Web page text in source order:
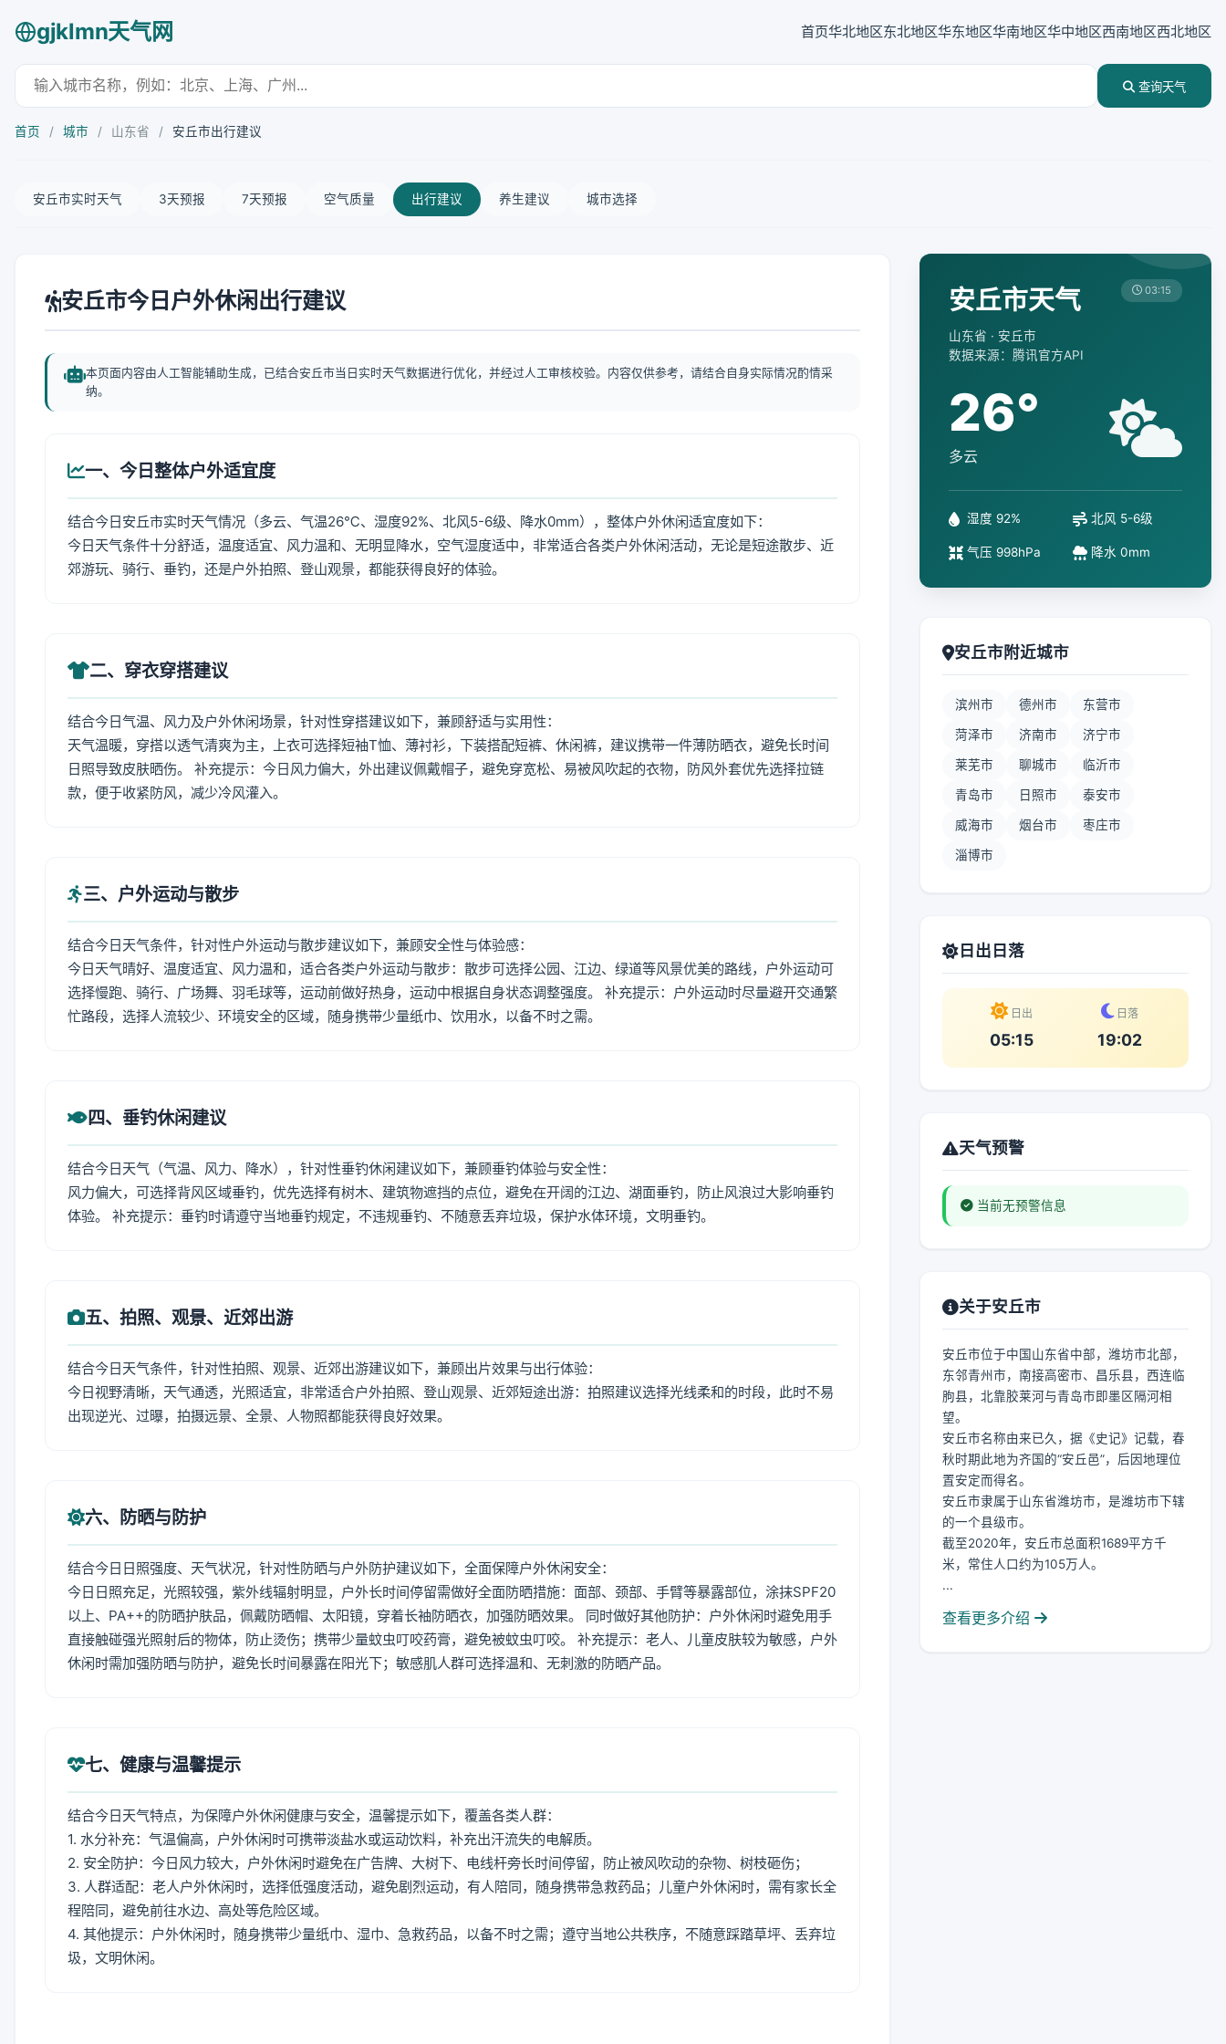
gjklmn天气网 首页华北地区东北地区华东地区华南地区华中地区西南地区西北地区
查询天气
首页 / 城市 / 山东省 / 安丘市出行建议
安丘市实时天气 3天预报 7天预报 空气质量 出行建议 养生建议 城市选择
安丘市今日户外休闲出行建议
本页面内容由人工智能辅助生成，已结合安丘市当日实时天气数据进行优化，并经过人工审核校验。内容仅供参考，请结合自身实际情况酌情采
纳。
一、今日整体户外适宜度
结合今日安丘市实时天气情况（多云、气温26℃、湿度92%、北风5-6级、降水0mm），整体户外休闲适宜度如下：
今日天气条件十分舒适，温度适宜、风力温和、无明显降水，空气湿度适中，非常适合各类户外休闲活动，无论是短途散步、近
郊游玩、骑行、垂钓，还是户外拍照、登山观景，都能获得良好的体验。
二、穿衣穿搭建议
结合今日气温、风力及户外休闲场景，针对性穿搭建议如下，兼顾舒适与实用性：
天气温暖，穿搭以透气清爽为主，上衣可选择短袖T恤、薄衬衫，下装搭配短裤、休闲裤，建议携带一件薄防晒衣，避免长时间
日照导致皮肤晒伤。 补充提示：今日风力偏大，外出建议佩戴帽子，避免穿宽松、易被风吹起的衣物，防风外套优先选择拉链
款，便于收紧防风，减少冷风灌入。
三、户外运动与散步
结合今日天气条件，针对性户外运动与散步建议如下，兼顾安全性与体验感：
今日天气晴好、温度适宜、风力温和，适合各类户外运动与散步：散步可选择公园、江边、绿道等风景优美的路线，户外运动可
选择慢跑、骑行、广场舞、羽毛球等，运动前做好热身，运动中根据自身状态调整强度。 补充提示：户外运动时尽量避开交通繁
忙路段，选择人流较少、环境安全的区域，随身携带少量纸巾、饮用水，以备不时之需。
四、垂钓休闲建议
结合今日天气（气温、风力、降水），针对性垂钓休闲建议如下，兼顾垂钓体验与安全性：
风力偏大，可选择背风区域垂钓，优先选择有树木、建筑物遮挡的点位，避免在开阔的江边、湖面垂钓，防止风浪过大影响垂钓
体验。 补充提示：垂钓时请遵守当地垂钓规定，不违规垂钓、不随意丢弃垃圾，保护水体环境，文明垂钓。
五、拍照、观景、近郊出游
结合今日天气条件，针对性拍照、观景、近郊出游建议如下，兼顾出片效果与出行体验：
今日视野清晰，天气通透，光照适宜，非常适合户外拍照、登山观景、近郊短途出游：拍照建议选择光线柔和的时段，此时不易
出现逆光、过曝，拍摄远景、全景、人物照都能获得良好效果。
六、防晒与防护
结合今日日照强度、天气状况，针对性防晒与户外防护建议如下，全面保障户外休闲安全：
今日日照充足，光照较强，紫外线辐射明显，户外长时间停留需做好全面防晒措施：面部、颈部、手臂等暴露部位，涂抹SPF20
以上、PA++的防晒护肤品，佩戴防晒帽、太阳镜，穿着长袖防晒衣，加强防晒效果。 同时做好其他防护：户外休闲时避免用手
直接触碰强光照射后的物体，防止烫伤；携带少量蚊虫叮咬药膏，避免被蚊虫叮咬。 补充提示：老人、儿童皮肤较为敏感，户外
休闲时需加强防晒与防护，避免长时间暴露在阳光下；敏感肌人群可选择温和、无刺激的防晒产品。
七、健康与温馨提示
结合今日天气特点，为保障户外休闲健康与安全，温馨提示如下，覆盖各类人群：
1. 水分补充：气温偏高，户外休闲时可携带淡盐水或运动饮料，补充出汗流失的电解质。
2. 安全防护：今日风力较大，户外休闲时避免在广告牌、大树下、电线杆旁长时间停留，防止被风吹动的杂物、树枝砸伤；
3. 人群适配：老人户外休闲时，选择低强度活动，避免剧烈运动，有人陪同，随身携带急救药品；儿童户外休闲时，需有家长全
程陪同，避免前往水边、高处等危险区域。
4. 其他提示：户外休闲时，随身携带少量纸巾、湿巾、急救药品，以备不时之需；遵守当地公共秩序，不随意踩踏草坪、丢弃垃
圾，文明休闲。
安丘市天气
山东省 · 安丘市
数据来源：腾讯官方API
03:15
26°
多云
湿度 92% 北风 5-6级
气压 998hPa 降水 0mm
安丘市附近城市
滨州市 德州市 东营市
菏泽市 济南市 济宁市
莱芜市 聊城市 临沂市
青岛市 日照市 泰安市
威海市 烟台市 枣庄市
淄博市
日出日落
日出
05:15
日落
19:02
天气预警
当前无预警信息
关于安丘市
安丘市位于中国山东省中部，潍坊市北部，
东邻青州市，南接高密市、昌乐县，西连临
朐县，北靠胶莱河与青岛市即墨区隔河相
望。
安丘市名称由来已久，据《史记》记载，春
秋时期此地为齐国的“安丘邑”，后因地理位
置安定而得名。
安丘市隶属于山东省潍坊市，是潍坊市下辖
的一个县级市。
截至2020年，安丘市总面积1689平方千
米，常住人口约为105万人。
...
查看更多介绍